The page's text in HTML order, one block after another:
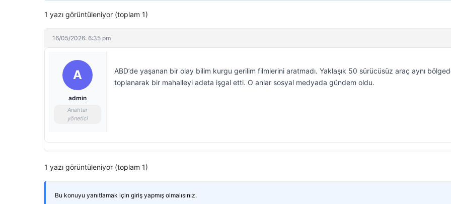
1 yazı görüntüleniyor (toplam 1)
16/05/2026: 6:35 pm
A
admin
Anahtar
yönetici
ABD’de yaşanan bir olay bilim kurgu gerilim filmlerini aratmadı. Yaklaşık 50 sürücüsüz araç aynı
toplanarak bir mahalleyi adeta işgal etti. O anlar sosyal medyada gündem oldu.
1 yazı görüntüleniyor (toplam 1)
Bu konuyu yanıtlamak için giriş yapmış olmalısınız.